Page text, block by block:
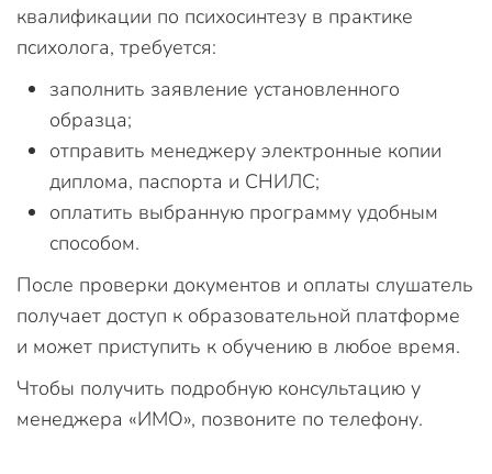
квалификации по психосинтезу в практике
психолога, требуется:
заполнить заявление установленного
образца;
отправить менеджеру электронные копии
диплома, паспорта и СНИЛС;
оплатить выбранную программу удобным
способом.
После проверки документов и оплаты слушатель
получает доступ к образовательной платформе
и может приступить к обучению в любое время.
Чтобы получить подробную консультацию у
менеджера «ИМО», позвоните по телефону.